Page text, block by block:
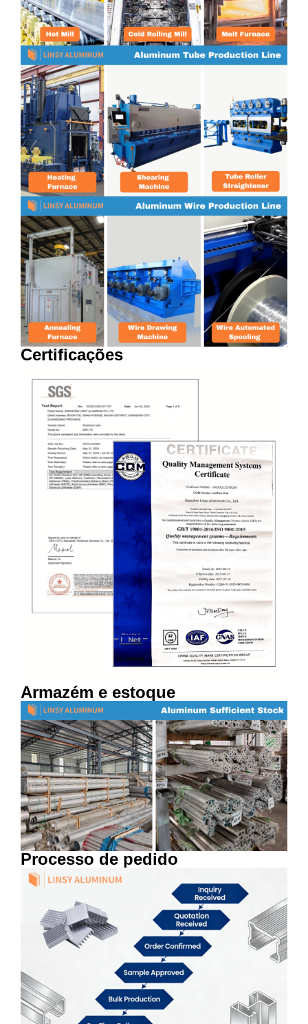
Certificações
Armazém e estoque
Processo de pedido